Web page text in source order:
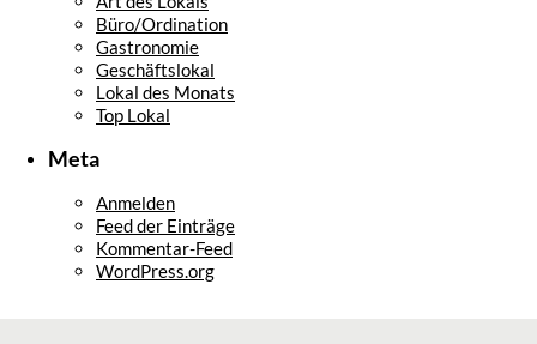
Büro/Ordination
Gastronomie
Geschäftslokal
Lokal des Monats
Top Lokal
Meta
Anmelden
Feed der Einträge
Kommentar-Feed
WordPress.org